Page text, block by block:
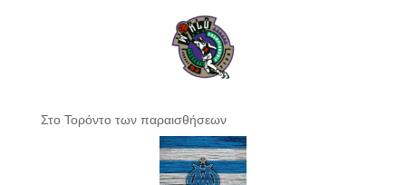
Στο Τορόντο των παραισθήσεων